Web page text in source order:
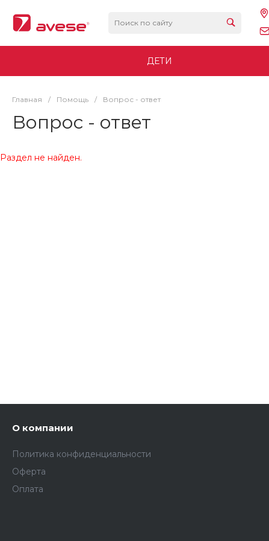
ДЕТИ
Главная / Помощь / Вопрос - ответ
Вопрос - ответ
Раздел не найден.
О компании
Политика конфиденциальности
Оферта
Оплата